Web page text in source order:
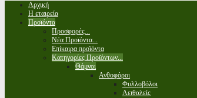
Αρχική
Η εταιρεία
Προϊόντα
Προσφορές...
Νέα Προϊόντα...
Επίκαιρα προϊόντα
Κατηγορίες Προϊόντων...
Θάμνοι
Ανθοφόροι
Φυλλοβόλοι
Αειθαλείς